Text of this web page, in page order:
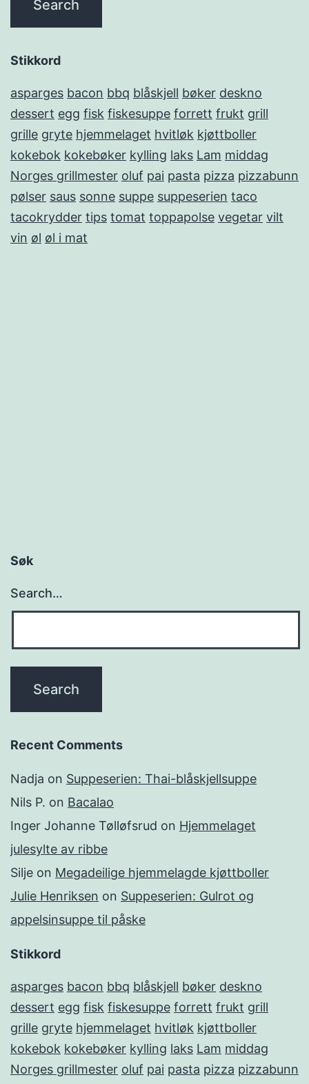
Stikkord
asparges bacon bbq blåskjell bøker deskno
dessert egg fisk fiskesuppe forrett frukt grill
grille gryte hjemmelaget hvitløk kjøttboller
kokebok kokebøker kylling laks Lam middag
Norges grillmester oluf pai pasta pizza pizzabunn
pølser saus sonne suppe suppeserien taco
tacokrydder tips tomat toppapolse vegetar vilt
vin øl øl i mat
Søk
Search…
Recent Comments
Nadja on Suppeserien: Thai-blåskjellsuppe
Nils P. on Bacalao
Inger Johanne Tølløfsrud on Hjemmelaget
julesylte av ribbe
Silje on Megadeilige hjemmelagde kjøttboller
Julie Henriksen on Suppeserien: Gulrot og
appelsinsuppe til påske
Stikkord
asparges bacon bbq blåskjell bøker deskno
dessert egg fisk fiskesuppe forrett frukt grill
grille gryte hjemmelaget hvitløk kjøttboller
kokebok kokebøker kylling laks Lam middag
Norges grillmester oluf pai pasta pizza pizzabunn